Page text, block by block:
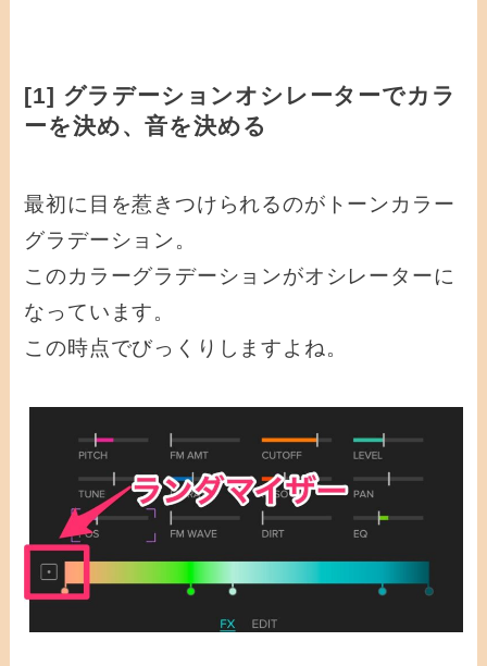
[1] グラデーションオシレーターでカラ
ーを決め、音を決める
最初に目を惹きつけられるのがトーンカラー
グラデーション。
このカラーグラデーションがオシレーターに
なっています。
この時点でびっくりしますよね。